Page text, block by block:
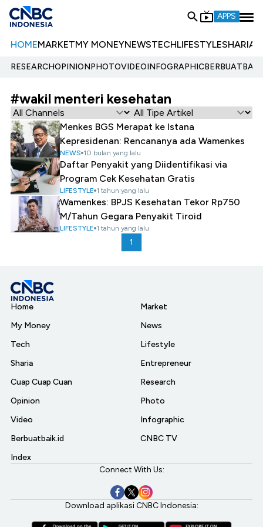
APPS
HOMEMARKETMY MONEYNEWSTECHLIFESTYLESHARIA
RESEARCHOPINIONPHOTOVIDEOINFOGRAPHIC
#wakil menteri kesehatan
Menkes BGS Merapat ke Istana
Kepresidenan: Rencananya ada Wamenkes
NEWS 10 bulan yang lalu
Daftar Penyakit yang Diidentifikasi via
Program Cek Kesehatan Gratis
LIFESTYLE 1 tahun yang lalu
Wamenkes: BPJS Kesehatan Tekor Rp750
M/Tahun Gegara Penyakit Tiroid
LIFESTYLE 1 tahun yang lalu
1
Home
My Money
Tech
Sharia
Cuap Cuap Cuan
Opinion
Video
Berbuatbaik.id
Index
Market
News
Lifestyle
Entrepreneur
Research
Photo
Infographic
CNBC TV
Connect With Us:
Download aplikasi CNBC Indonesia: